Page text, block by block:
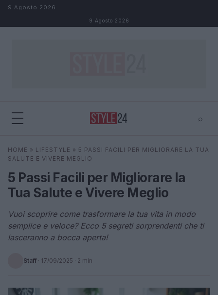
Salta al contenuto
9 Agosto 2026
9 Agosto 2026
⌕
Cerca ⌕ ×
HOME » LIFESTYLE » 5 PASSI FACILI PER MIGLIORARE LA TUA
SALUTE E VIVERE MEGLIO
5 Passi Facili per Migliorare la
Tua Salute e Vivere Meglio
Vuoi scoprire come trasformare la tua vita in modo
semplice e veloce? Ecco 5 segreti sorprendenti che ti
lasceranno a bocca aperta!
Staff · 17/09/2025 · 2 min